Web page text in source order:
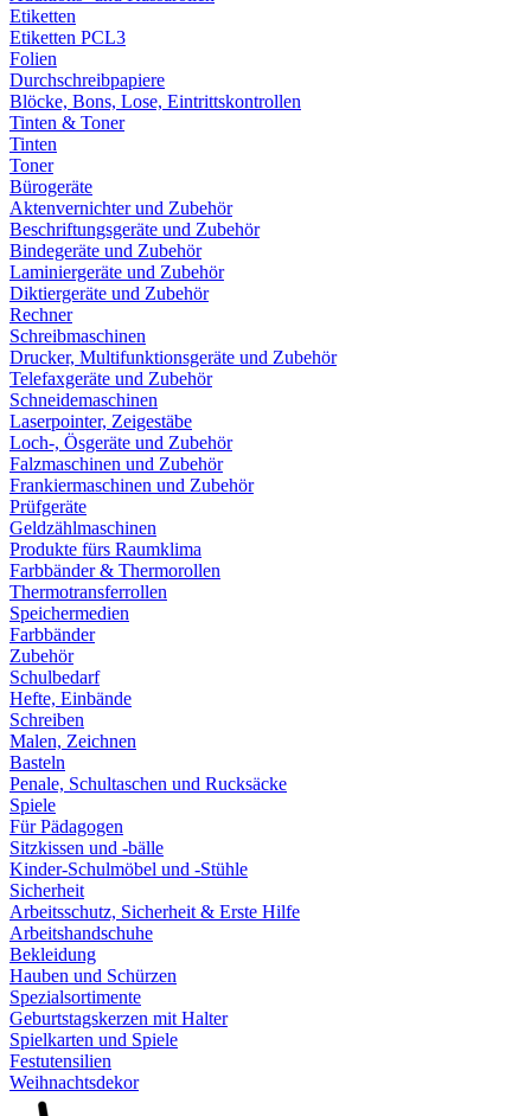
Etiketten
Etiketten PCL3
Folien
Durchschreibpapiere
Blöcke, Bons, Lose, Eintrittskontrollen
Tinten & Toner
Tinten
Toner
Bürogeräte
Aktenvernichter und Zubehör
Beschriftungsgeräte und Zubehör
Bindegeräte und Zubehör
Laminiergeräte und Zubehör
Diktiergeräte und Zubehör
Rechner
Schreibmaschinen
Drucker, Multifunktionsgeräte und Zubehör
Telefaxgeräte und Zubehör
Schneidemaschinen
Laserpointer, Zeigestäbe
Loch-, Ösgeräte und Zubehör
Falzmaschinen und Zubehör
Frankiermaschinen und Zubehör
Prüfgeräte
Geldzählmaschinen
Produkte fürs Raumklima
Farbbänder & Thermorollen
Thermotransferrollen
Speichermedien
Farbbänder
Zubehör
Schulbedarf
Hefte, Einbände
Schreiben
Malen, Zeichnen
Basteln
Penale, Schultaschen und Rucksäcke
Spiele
Für Pädagogen
Sitzkissen und -bälle
Kinder-Schulmöbel und -Stühle
Sicherheit
Arbeitsschutz, Sicherheit & Erste Hilfe
Arbeitshandschuhe
Bekleidung
Hauben und Schürzen
Spezialsortimente
Geburtstagskerzen mit Halter
Spielkarten und Spiele
Festutensilien
Weihnachtsdekor